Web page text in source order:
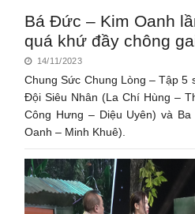
Bá Đức – Kim Oanh
quá khứ đầy chông
14/11/2023
Chung Sức Chung Lòng – Tập 5
Đội Siêu Nhân (La Chí Hùng –
Công Hưng – Diệu Uyên) và
Oanh – Minh Khuê).